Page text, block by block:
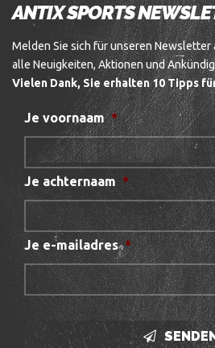
ANTIX SPORTS
Melden Sie sich für unseren Newsletter
alle Neuigkeiten, Aktionen und
Vielen Dank, Sie erhalten 10 Tipps
Je voornaam *
Je achternaam *
Je e-mailadres *